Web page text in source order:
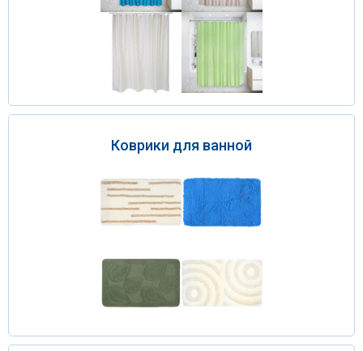
Коврики для ванной